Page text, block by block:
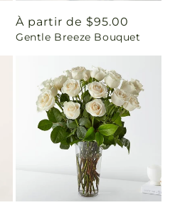
Prix
habituel
À partir de $95.00
Gentle Breeze Bouquet